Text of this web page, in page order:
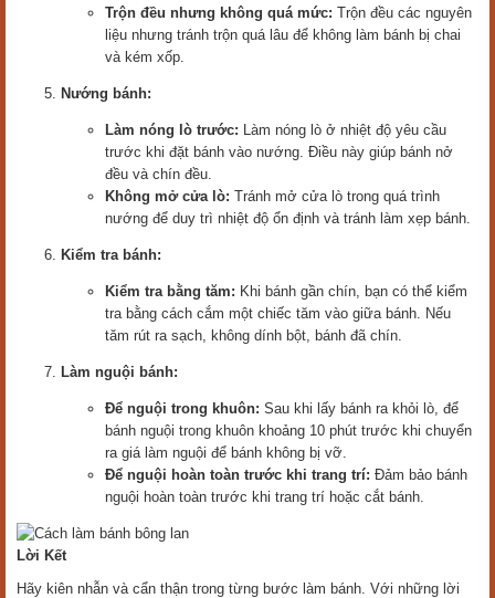
Trộn đều nhưng không quá mức: Trộn đều các nguyên
liệu nhưng tránh trộn quá lâu để không làm bánh bị chai
và kém xốp.
Nướng bánh:
Làm nóng lò trước: Làm nóng lò ở nhiệt độ yêu cầu
trước khi đặt bánh vào nướng. Điều này giúp bánh nở
đều và chín đều.
Không mở cửa lò: Tránh mở cửa lò trong quá trình
nướng để duy trì nhiệt độ ổn định và tránh làm xẹp bánh.
Kiểm tra bánh:
Kiểm tra bằng tăm: Khi bánh gần chín, bạn có thể kiểm
tra bằng cách cắm một chiếc tăm vào giữa bánh. Nếu
tăm rút ra sạch, không dính bột, bánh đã chín.
Làm nguội bánh:
Để nguội trong khuôn: Sau khi lấy bánh ra khỏi lò, để
bánh nguội trong khuôn khoảng 10 phút trước khi chuyển
ra giá làm nguội để bánh không bị vỡ.
Để nguội hoàn toàn trước khi trang trí: Đảm bảo bánh
nguội hoàn toàn trước khi trang trí hoặc cắt bánh.
Lời Kết
Hãy kiên nhẫn và cẩn thận trong từng bước làm bánh. Với những lời